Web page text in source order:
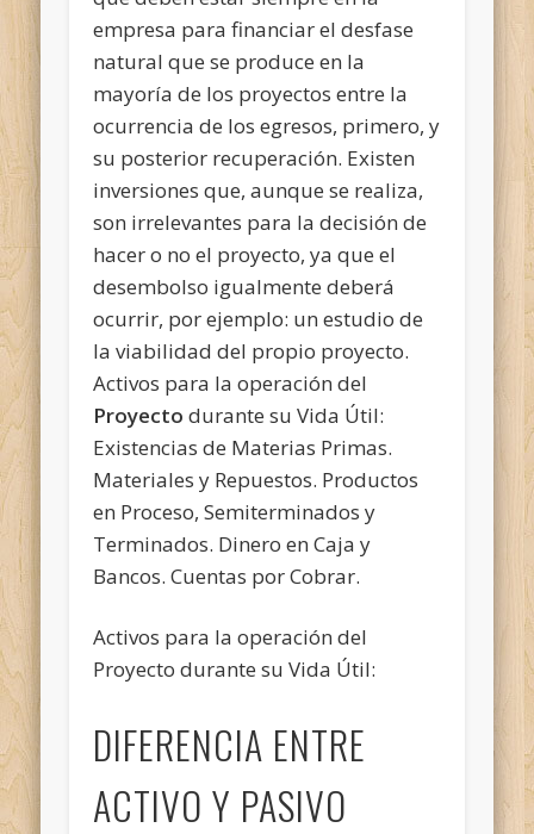
empresa para financiar el desfase
natural que se produce en la
mayoría de los proyectos entre la
ocurrencia de los egresos, primero, y
su posterior recuperación. Existen
inversiones que, aunque se realiza,
son irrelevantes para la decisión de
hacer o no el proyecto, ya que el
desembolso igualmente deberá
ocurrir, por ejemplo: un estudio de
la viabilidad del propio proyecto.
Activos para la operación del
Proyecto durante su Vida Útil:
Existencias de Materias Primas.
Materiales y Repuestos. Productos
en Proceso, Semiterminados y
Terminados. Dinero en Caja y
Bancos. Cuentas por Cobrar.
Activos para la operación del
Proyecto durante su Vida Útil:
DIFERENCIA ENTRE
ACTIVO Y PASIVO